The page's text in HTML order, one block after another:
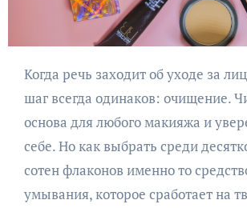
Когда речь заходит об уходе за лицом, первый
шаг всегда одинаков: очищение.
основа для любого макияжа и
себе. Но как выбрать среди
сотен флаконов именно то
умывания, которое сработает на